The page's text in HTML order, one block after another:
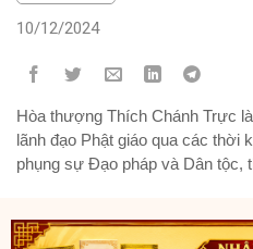
10/12/2024
Hòa thượng Thích Chánh Trực
lãnh đạo Phật giáo qua các thời
phụng sự Đạo pháp và Dân tộc,